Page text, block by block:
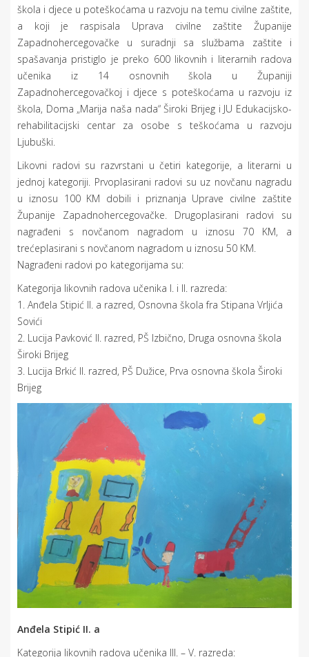
škola i djece u poteškoćama u razvoju na temu civilne zaštite,
a koji je raspisala Uprava civilne zaštite Županije
Zapadnohercegovačke u suradnji sa službama zaštite i
spašavanja pristiglo je preko 600 likovnih i literarnih radova
učenika iz 14 osnovnih škola u Županiji
Zapadnohercegovačkoj i djece s poteškoćama u razvoju iz
škola, Doma „Marija naša nada“ Široki Brijeg i JU Edukacijsko-
rehabilitacijski centar za osobe s teškoćama u razvoju
Ljubuški.
Likovni radovi su razvrstani u četiri kategorije, a literarni u
jednoj kategoriji. Prvoplasirani radovi su uz novčanu nagradu
u iznosu 100 KM dobili i priznanja Uprave civilne zaštite
Županije Zapadnohercegovačke. Drugoplasirani radovi su
nagrađeni s novčanom nagradom u iznosu 70 KM, a
trećeplasirani s novčanom nagradom u iznosu 50 KM.
Nagrađeni radovi po kategorijama su:
Kategorija likovnih radova učenika I. i II. razreda:
1. Anđela Stipić II. a razred, Osnovna škola fra Stipana Vrljića
Sovići
2. Lucija Pavković II. razred, PŠ Izbično, Druga osnovna škola
Široki Brijeg
3. Lucija Brkić II. razred, PŠ Dužice, Prva osnovna škola Široki
Brijeg
Anđela Stipić II. a
Kategorija likovnih radova učenika III. – V. razreda: